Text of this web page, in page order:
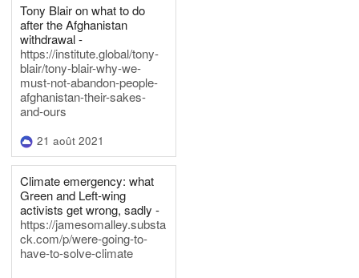
Tony Blair on what to do
after the Afghanistan
withdrawal -
https://institute.global/tony-
blair/tony-blair-why-we-
must-not-abandon-people-
afghanistan-their-sakes-
and-ours
21 août 2021
Climate emergency: what
Green and Left-wing
activists get wrong, sadly -
https://jamesomalley.substa
ck.com/p/were-going-to-
have-to-solve-climate